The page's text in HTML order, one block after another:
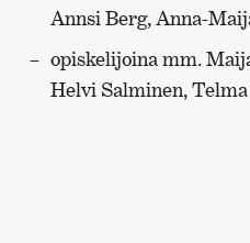
Annsi Berg, Anna-
opiskelijoina mm.
Helvi Salminen,